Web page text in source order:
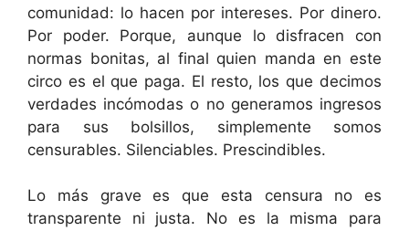
comunidad: lo hacen por intereses. Por dinero.
Por poder. Porque, aunque lo disfracen con
normas bonitas, al final quien manda en este
circo es el que paga. El resto, los que decimos
verdades incómodas o no generamos ingresos
para sus bolsillos, simplemente somos
censurables. Silenciables. Prescindibles.
Lo más grave es que esta censura no es
transparente ni justa. No es la misma para